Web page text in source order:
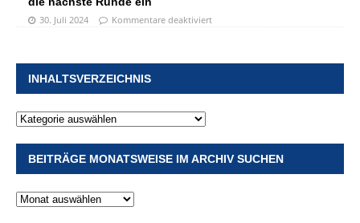
30. Juli 2024 Kommentare deaktiviert
INHALTSVERZEICHNIS
BEITRÄGE MONATSWEISE IM ARCHIV SUCHEN